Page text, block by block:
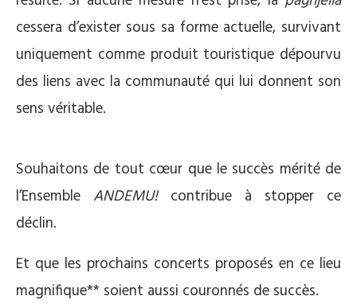
cessera d’exister sous sa forme actuelle, survivant
uniquement comme produit touristique dépourvu
des liens avec la communauté qui lui donnent son
sens véritable.
Souhaitons de tout cœur que le succès mérité de
l’Ensemble ANDEMU! contribue à stopper ce
déclin.
Et que les prochains concerts proposés en ce lieu
magnifique** soient aussi couronnés de succès.